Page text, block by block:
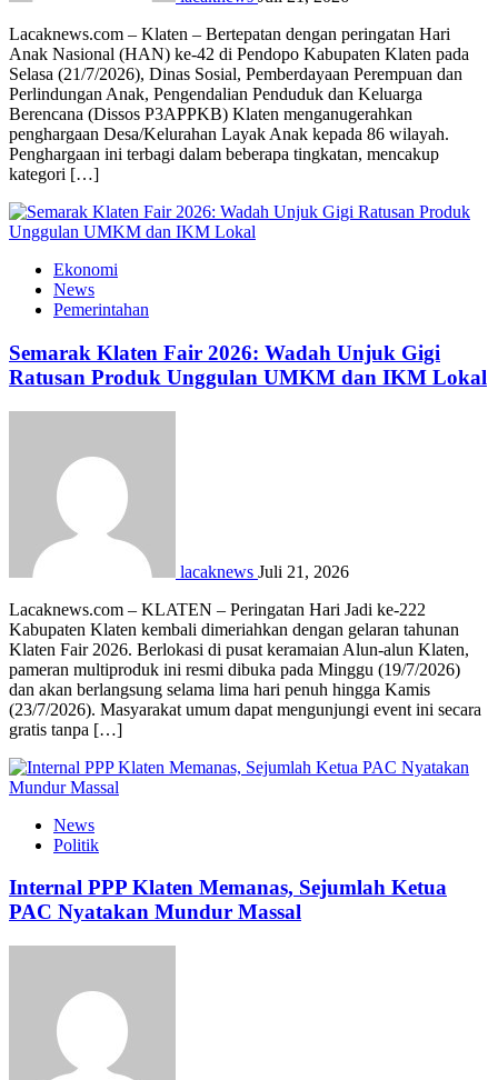
Lacaknews.com – Klaten – Bertepatan dengan peringatan Hari
Anak Nasional (HAN) ke-42 di Pendopo Kabupaten Klaten pada
Selasa (21/7/2026), Dinas Sosial, Pemberdayaan Perempuan dan
Perlindungan Anak, Pengendalian Penduduk dan Keluarga
Berencana (Dissos P3APPKB) Klaten menganugerahkan
penghargaan Desa/Kelurahan Layak Anak kepada 86 wilayah.
Penghargaan ini terbagi dalam beberapa tingkatan, mencakup
kategori […]
Ekonomi
News
Pemerintahan
Semarak Klaten Fair 2026: Wadah Unjuk Gigi
Ratusan Produk Unggulan UMKM dan IKM Lokal
lacaknews Juli 21, 2026
Lacaknews.com – KLATEN – Peringatan Hari Jadi ke-222
Kabupaten Klaten kembali dimeriahkan dengan gelaran tahunan
Klaten Fair 2026. Berlokasi di pusat keramaian Alun-alun Klaten,
pameran multiproduk ini resmi dibuka pada Minggu (19/7/2026)
dan akan berlangsung selama lima hari penuh hingga Kamis
(23/7/2026). Masyarakat umum dapat mengunjungi event ini secara
gratis tanpa […]
News
Politik
Internal PPP Klaten Memanas, Sejumlah Ketua
PAC Nyatakan Mundur Massal